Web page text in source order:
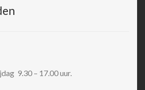
9.30 – 17.00 uur.